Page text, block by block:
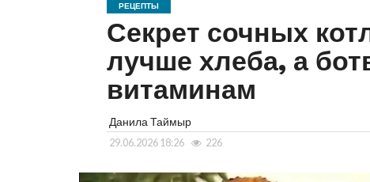
РЕЦЕПТЫ
Секрет сочных
лучше хлеба, а
витаминам
Данила Таймыр
29.06.2026 18:26 226